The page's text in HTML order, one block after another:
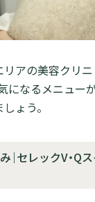
アの美容クリ
になるメニュー
ょう。
｜セレックV・Q